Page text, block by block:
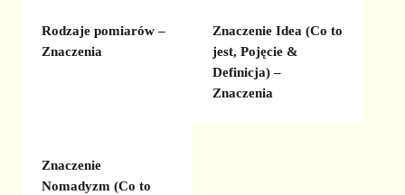
Rodzaje pomiarów –
Znaczenia
Znaczenie Idea (Co to
jest, Pojęcie &
Definicja) –
Znaczenia
Znaczenie
Nomadyzm (Co to